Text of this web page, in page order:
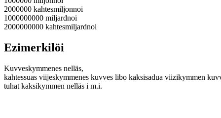
2000000 kahtesmiljonnoi
1000000000 miljardnoi
2000000000 kahtesmiljardnoi
Ezimerkilöi
Kuvveskymmenes nelläs,
kahtessuas viijeskymmenes kuvves libo kaksisadua viizikymmen
tuhat kaksikymmen nelläs i m.i.